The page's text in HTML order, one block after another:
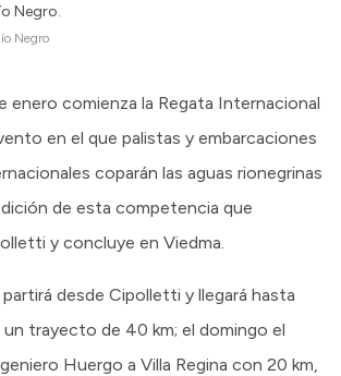
Negro.
Negro
enero comienza la Regata Internacional
en el que palistas y embarcaciones
coparán las aguas rionegrinas
de esta competencia que
y concluye en Viedma.
desde Cipolletti y llegará hasta
un trayecto de 40 km; el domingo el
Huergo a Villa Regina con 20 km,